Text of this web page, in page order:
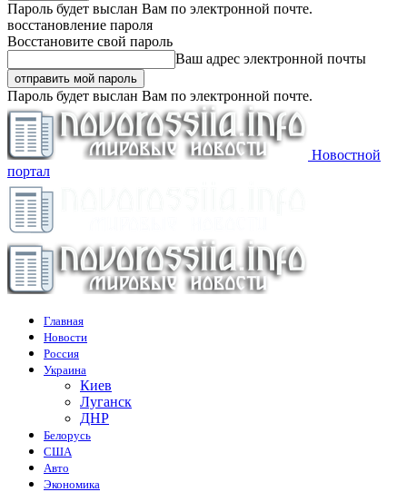
Пароль будет выслан Вам по электронной почте.
восстановление пароля
Восстановите свой пароль
Ваш адрес электронной почты
Пароль будет выслан Вам по электронной почте.
Новостной
портал
Главная
Новости
Россия
Украина
Киев
Луганск
ДНР
Белорусь
США
Авто
Экономика